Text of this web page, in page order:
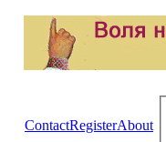
ContactRegisterAbout